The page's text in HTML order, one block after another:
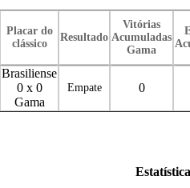
Placar do
clássico
Resultado
Vitórias
Acumuladas
Gama
Brasiliense
0 x 0
Gama
Empate 0